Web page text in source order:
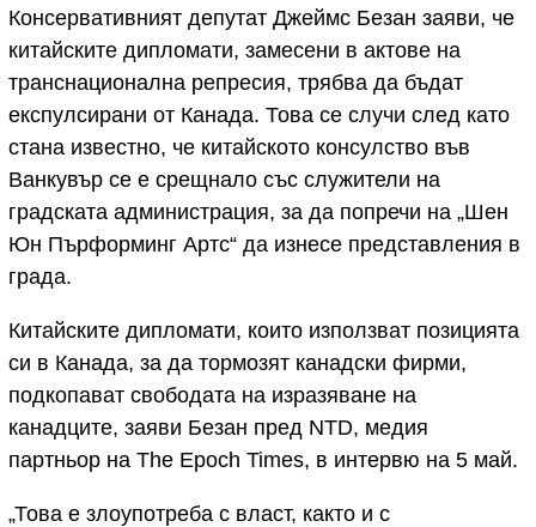
Консервативният депутат Джеймс Безан заяви, че
китайските дипломати, замесени в актове на
транснационална репресия, трябва да бъдат
експулсирани от Канада. Това се случи след като
стана известно, че китайското консулство във
Ванкувър се е срещнало със служители на
градската администрация, за да попречи на „Шен
Юн Пърформинг Артс“ да изнесе представления в
града.
Китайските дипломати, които използват позицията
си в Канада, за да тормозят канадски фирми,
подкопават свободата на изразяване на
канадците, заяви Безан пред NTD, медия
партньор на The Epoch Times, в интервю на 5 май.
„Това е злоупотреба с власт, както и с